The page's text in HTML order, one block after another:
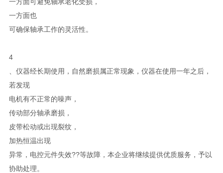
一方面也
可确保轴承工作的灵活性。
4
、仪器经长期使用，自然磨损属正常现象，仪器在使用一年之后，
若发现
电机有不正常的噪声，
传动部分轴承磨损，
皮带松动或出现裂纹，
加热恒温出现
异常，电控元件失效??等故障，本企业将继续提供优质服务，予以
协助处理。